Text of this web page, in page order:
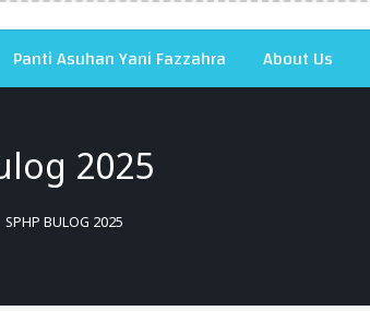
Panti Asuhan Yani Fazzahra About Us
2025
SPHP BULOG 2025